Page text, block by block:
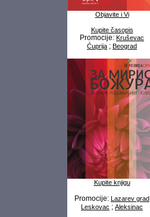
Objavite i Vi
Kupite časopis
Promocije: Kruševac
Ćuprija ; Beograd
Kupite knjigu
Promocije: Lazarev grad
Leskovac ; Aleksinac